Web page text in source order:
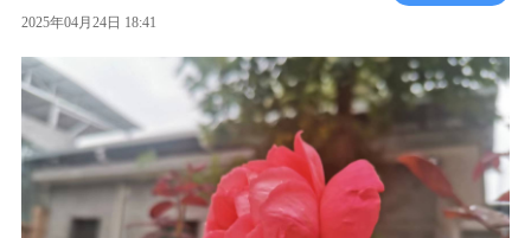
2025年04月24日 18:41